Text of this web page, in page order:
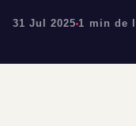
31 Jul 2025 1 min de